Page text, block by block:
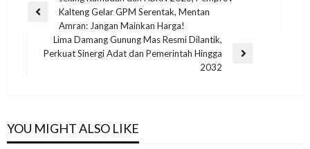
Kalteng Gelar GPM Serentak, Mentan
Amran: Jangan Mainkan Harga!
Lima Damang Gunung Mas Resmi Dilantik,
Perkuat Sinergi Adat dan Pemerintah Hingga
2032
YOU MIGHT ALSO LIKE